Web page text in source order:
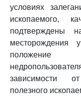
условиях
ископаемого,
подтверждены
месторождения
положение
зависимости
полезного